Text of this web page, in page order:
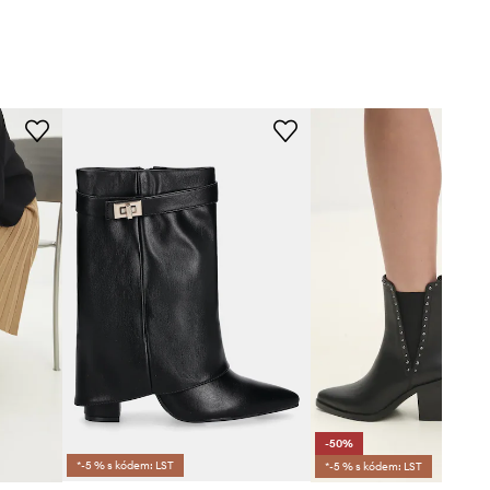
*-5 % s kódem: LST
-50%
*-5 % s kódem: LST